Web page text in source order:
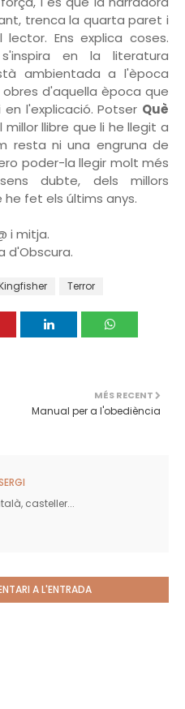
trenca la quarta paret i
Ens explica coses.
en la literatura
ambientada a l'època
d'aquella època que
l'explicació. Potser Què
millor llibre que li he llegit a
resta ni una engruna de
poder-la llegir molt més
dubte, dels millors
fet els últims anys.
i mitja.
d'Obscura.
Terror
MÉS RECENT
Manual per a l'obediència
casteller...
A L'ENTRADA